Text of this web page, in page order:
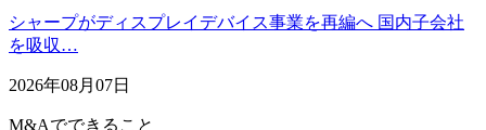
シャープがディスプレイデバイス事業を再編へ 国内子会社
を吸収…
2026年08月07日
M&Aでできること